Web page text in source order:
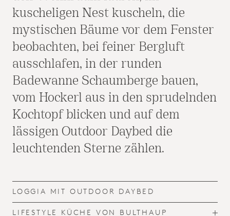
kuscheligen Nest kuscheln, die
mystischen Bäume vor dem Fenster
beobachten, bei feiner Bergluft
ausschlafen, in der runden
Badewanne Schaumberge bauen,
vom Hockerl aus in den sprudelnden
Kochtopf blicken und auf dem
lässigen Outdoor Daybed die
leuchtenden Sterne zählen.
LOGGIA MIT OUTDOOR DAYBED
LIFESTYLE KÜCHE VON BULTHAUP